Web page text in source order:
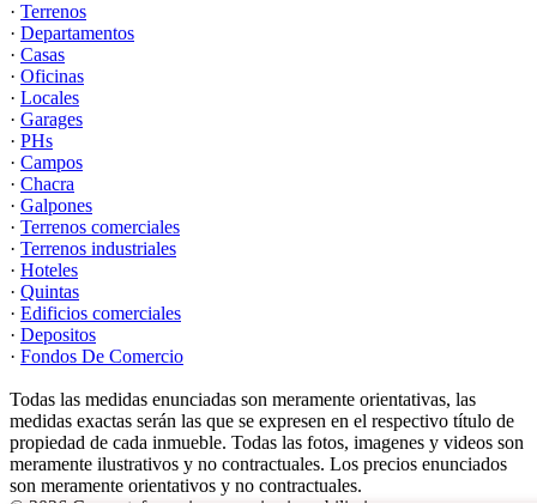
· Terrenos
· Departamentos
· Casas
· Oficinas
· Locales
· Garages
· PHs
· Campos
· Chacra
· Galpones
· Terrenos comerciales
· Terrenos industriales
· Hoteles
· Quintas
· Edificios comerciales
· Depositos
· Fondos De Comercio
Todas las medidas enunciadas son meramente orientativas, las
medidas exactas serán las que se expresen en el respectivo título de
propiedad de cada inmueble. Todas las fotos, imagenes y videos son
meramente ilustrativos y no contractuales. Los precios enunciados
son meramente orientativos y no contractuales.